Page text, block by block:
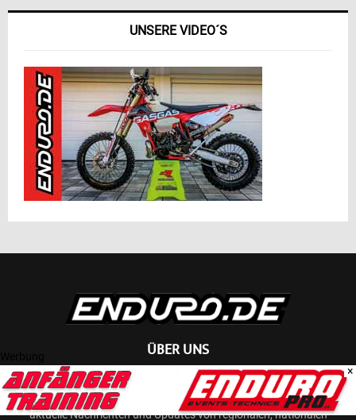
UNSERE VIDEO´S
ÜBER UNS
Enduro.de ist eine umfassende Online-Plattform, die sich auf den
Endurosport und Offroadsport konzentriert. Die Webseite bietet
aktuelle Nachrichten und Updates von regionalen, nationalen
×